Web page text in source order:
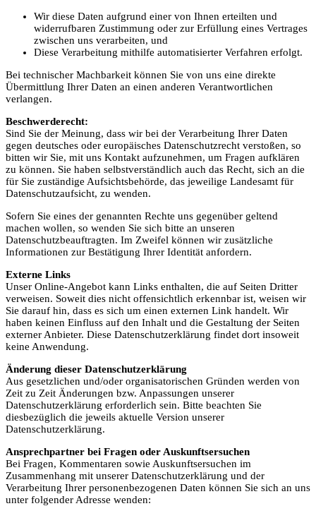
Wir diese Daten aufgrund einer von Ihnen erteilten und
widerrufbaren Zustimmung oder zur Erfüllung eines Vertrages
zwischen uns verarbeiten, und
Diese Verarbeitung mithilfe automatisierter Verfahren erfolgt.
Bei technischer Machbarkeit können Sie von uns eine direkte
Übermittlung Ihrer Daten an einen anderen Verantwortlichen
verlangen.
Beschwerderecht:
Sind Sie der Meinung, dass wir bei der Verarbeitung Ihrer Daten
gegen deutsches oder europäisches Datenschutzrecht verstoßen, so
bitten wir Sie, mit uns Kontakt aufzunehmen, um Fragen aufklären
zu können. Sie haben selbstverständlich auch das Recht, sich an die
für Sie zuständige Aufsichtsbehörde, das jeweilige Landesamt für
Datenschutzaufsicht, zu wenden.
Sofern Sie eines der genannten Rechte uns gegenüber geltend
machen wollen, so wenden Sie sich bitte an unseren
Datenschutzbeauftragten. Im Zweifel können wir zusätzliche
Informationen zur Bestätigung Ihrer Identität anfordern.
Externe Links
Unser Online-Angebot kann Links enthalten, die auf Seiten Dritter
verweisen. Soweit dies nicht offensichtlich erkennbar ist, weisen wir
Sie darauf hin, dass es sich um einen externen Link handelt. Wir
haben keinen Einfluss auf den Inhalt und die Gestaltung der Seiten
externer Anbieter. Diese Datenschutzerklärung findet dort insoweit
keine Anwendung.
Änderung dieser Datenschutzerklärung
Aus gesetzlichen und/oder organisatorischen Gründen werden von
Zeit zu Zeit Änderungen bzw. Anpassungen unserer
Datenschutzerklärung erforderlich sein. Bitte beachten Sie
diesbezüglich die jeweils aktuelle Version unserer
Datenschutzerklärung.
Ansprechpartner bei Fragen oder Auskunftsersuchen
Bei Fragen, Kommentaren sowie Auskunftsersuchen im
Zusammenhang mit unserer Datenschutzerklärung und der
Verarbeitung Ihrer personenbezogenen Daten können Sie sich an uns
unter folgender Adresse wenden: